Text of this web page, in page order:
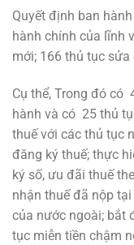
Quyết định ban
hành chính của lĩnh
mới; 166 thủ tục
Cụ thể, Trong đó có
hành và có 25 thủ
thuế với các thủ tục
đăng ký thuế; thực
ký số, ưu đãi thuế
nhận thuế đã nộp
của nước ngoài; bắt
tục miễn tiền chậm